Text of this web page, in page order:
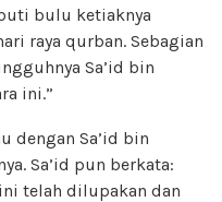
bulu ketiaknya
raya qurban. Sebagian
Sa’id bin
ini.”
dengan Sa’id bin
Sa’id pun berkata:
telah dilupakan dan